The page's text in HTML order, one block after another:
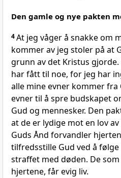
Den gamle og nye pakten
4At jeg våger å snakke om
kommer av jeg stoler på at
grunn av det Kristus gjorde.
har fått til noe, for jeg har
alle mine evner kommer fra
evner til å spre budskapet
Gud og mennesker. Den
at de er lydige mot en lov
Guds Ånd forvandler
tilfredsstille Gud ved å
straffet med døden. De
hjertene, får evig liv.